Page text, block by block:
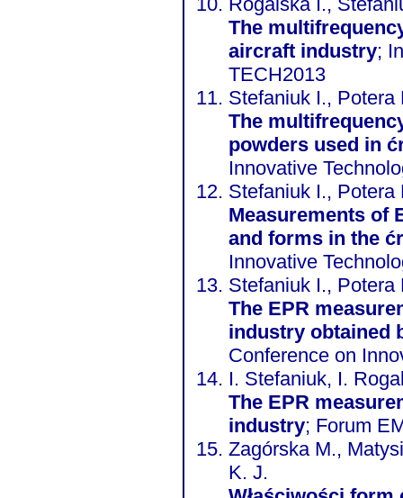
The
aircraft industry;
TECH2013
Stefaniuk I., Potera
The
powders used in
Innovative
Stefaniuk I., Potera
Measurements of
and forms in the
Innovative
Stefaniuk I., Potera
The EPR measurements of the ceramics cores used in aircraft
industry obtained
Conference on
I. Stefaniuk, I.
The EPR measurements of the
industry
Zagórska M.,
K. J.